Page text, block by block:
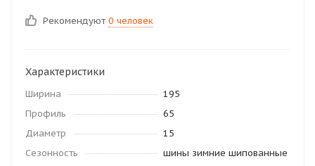
Рекомендуют 0 человек
Характеристики
Ширина
195
Профиль
65
Диаметр
15
Сезонность
шины зимние шипованные